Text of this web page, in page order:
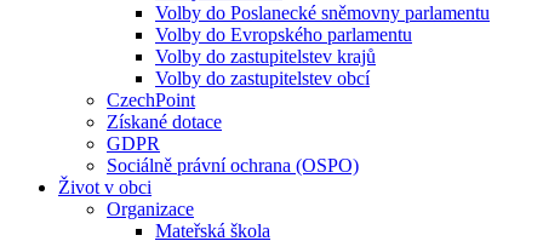
Volby do Poslanecké sněmovny parlamentu
Volby do Evropského parlamentu
Volby do zastupitelstev krajů
Volby do zastupitelstev obcí
CzechPoint
Získané dotace
GDPR
Sociálně právní ochrana (OSPO)
Život v obci
Organizace
Mateřská škola